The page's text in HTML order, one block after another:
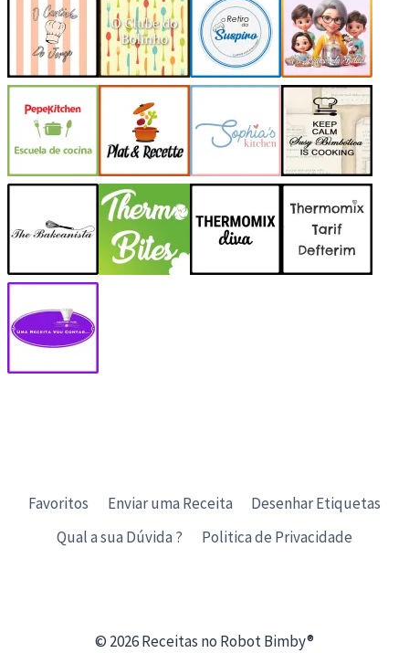
Favoritos Enviar uma Receita
Desenhar Etiquetas
Qual a sua Dúvida ?
Politica de Privacidade
© 2026 Receitas no Robot Bimby®